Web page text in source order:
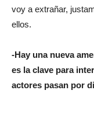
voy a extrañar,
ellos.
-Hay una nueva
es la clave para
actores pasan por